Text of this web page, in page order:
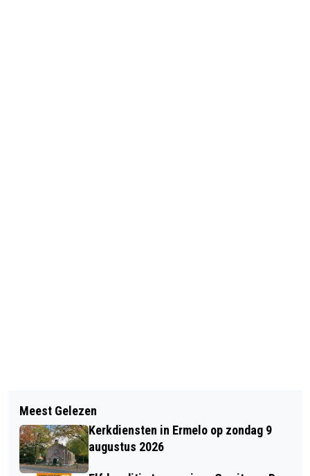
DVS’33 ERMELO STRANDT IN EERSTE
RONDE NACOMPETITIE
SPARTA-TURNSTERS PAKKEN 17
MEDAILLES EN TWEEDE PLAATS IN
ELBURG
Meest Gelezen
Kerkdiensten in Ermelo op zondag 9
augustus 2026